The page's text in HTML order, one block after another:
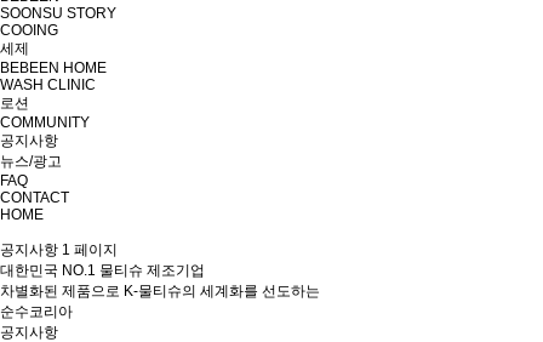
SOONSU STORY
COOING
세제
BEBEEN HOME
WASH CLINIC
로션
COMMUNITY
공지사항
뉴스/광고
FAQ
CONTACT
HOME
공지사항 1 페이지
대한민국 NO.1 물티슈 제조기업
차별화된 제품으로 K-물티슈의 세계화를 선도하는
순수코리아
공지사항